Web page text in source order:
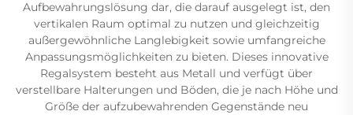
Aufbewahrungslösung dar, die darauf ausgelegt ist, den
vertikalen Raum optimal zu nutzen und gleichzeitig
außergewöhnliche Langlebigkeit sowie umfangreiche
Anpassungsmöglichkeiten zu bieten. Dieses innovative
Regalsystem besteht aus Metall und verfügt über
verstellbare Halterungen und Böden, die je nach Höhe und
Größe der aufzubewahrenden Gegenstände neu